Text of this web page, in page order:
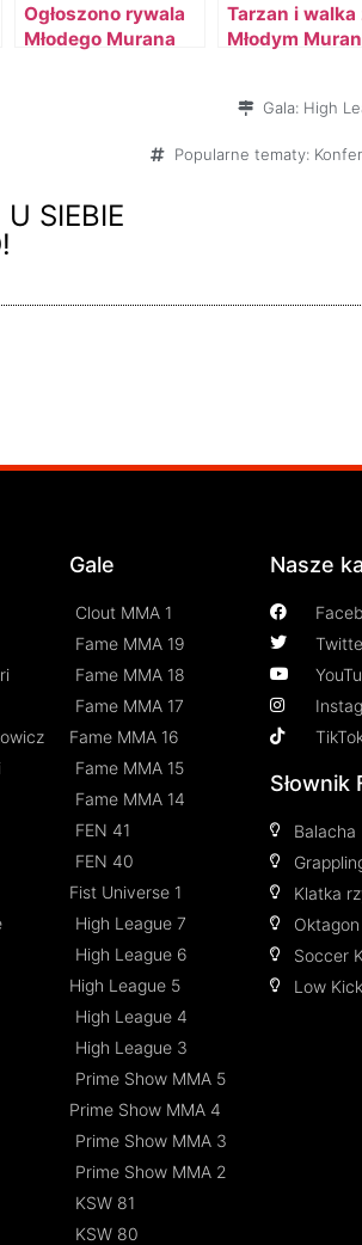
Ogłoszono rywala
Młodego Murana
Tarzan i walka
Młodym
Gala: High
Popularne tematy:
SIEBIE
Gale
Clout MMA 1
Fame MMA 19
Fame MMA 18
Fame MMA 17
Fame MMA 16
Fame MMA 15
Fame MMA 14
FEN 41
FEN 40
Fist Universe 1
High League 7
High League 6
High League 5
High League 4
High League 3
Prime Show MMA 5
Prime Show MMA 4
Prime Show MMA 3
Prime Show MMA 2
KSW 81
KSW 80
Nasze
Słownik
Balacha
Klatka
Soccer
Low Kick